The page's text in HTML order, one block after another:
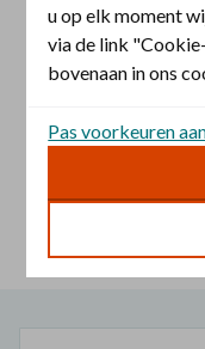
buitenland
Zijn mijn
Wij kunnen de
laatste versie heeft.
Informatie voor
Het inkoopbeleid
website van
u op elk moment
via de link
bovenaan in ons
Pas voorkeuren